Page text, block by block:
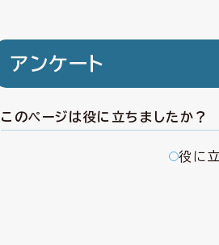
アンケート
このページは役に立ちましたか？
役に